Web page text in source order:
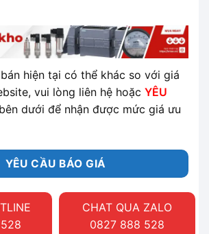
hiện tại có thể khác so với giá
vui lòng liên hệ hoặc YÊU
bên dưới để nhận được mức giá ưu
YÊU CẦU BÁO GIÁ
CHAT QUA ZALO
0827 888 528